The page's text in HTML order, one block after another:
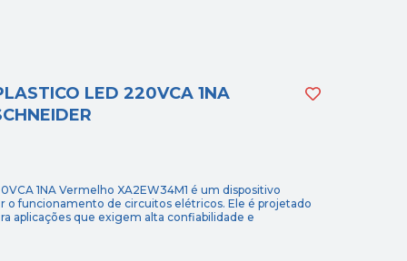
LED 220VCA 1NA
1NA Vermelho XA2EW34M1 é um dispositivo
o funcionamento de circuitos elétricos. Ele é projetado
aplicações que exigem alta confiabilidade e